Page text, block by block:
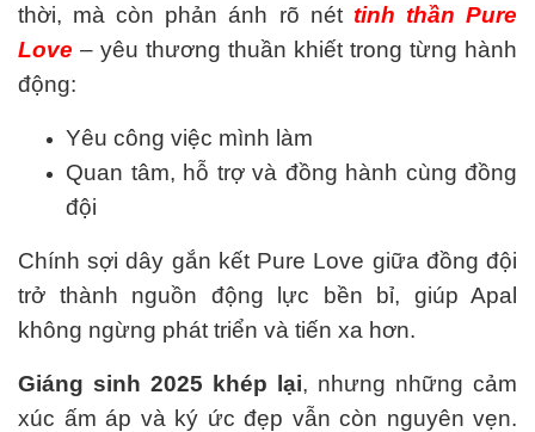
thời, mà còn phản ánh rõ nét tinh thần Pure
Love – yêu thương thuần khiết trong từng hành
động:
Yêu công việc mình làm
Quan tâm, hỗ trợ và đồng hành cùng đồng
đội
Chính sợi dây gắn kết Pure Love giữa đồng đội
trở thành nguồn động lực bền bỉ, giúp Apal
không ngừng phát triển và tiến xa hơn.
Giáng sinh 2025 khép lại, nhưng những cảm
xúc ấm áp và ký ức đẹp vẫn còn nguyên vẹn.